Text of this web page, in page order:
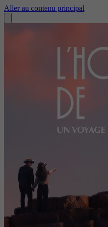
Aller au contenu principal